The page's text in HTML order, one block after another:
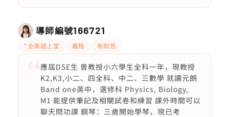
導師編號166721
*全英語上堂 嚴格 有耐性
應屆DSE生 曾教授小六學生全科一年，現教授
K2,K3,小二、四全科、中二、三數學 就讀元朗
Band one英中，選修科 Physics, Biology,
M1 能提供筆記及相關試卷和練習 課外時間可以
聊天問功課 鋼琴：三歲開始學琴，現已考